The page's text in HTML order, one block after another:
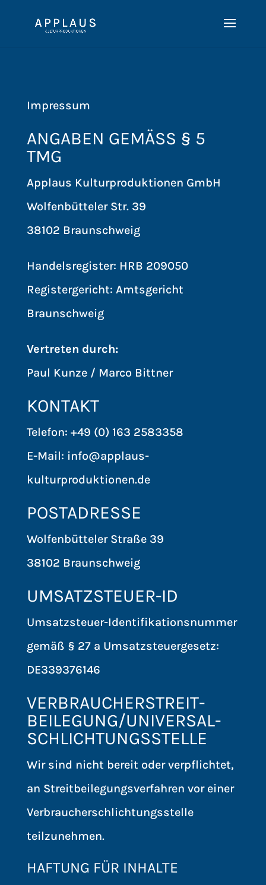
Impressum
ANGABEN GEMÄSS § 5 T
MG
Applaus Kulturproduktionen GmbH
Wolfenbütteler Str. 39
38102 Braunschweig
Handelsregister: HRB 209050
Registergericht: Amtsgericht
Braunschweig
Vertreten durch:
Paul Kunze / Marco Bittner
KONTAKT
Telefon: +49 (0) 163 2583358
E-Mail: info@applaus-
kulturproduktionen.de
POSTADRESSE
Wolfenbütteler Straße 39
38102 Braunschweig
UMSATZSTEUER-ID
Umsatzsteuer-Identifikationsnummer
gemäß § 27 a Umsatzsteuergesetz:
DE339376146
VERBRAUCHER­STREIT­
BEILEGUNG/UNIVERSAL­
SCHLICHTUNGS­STELLE
Wir sind nicht bereit oder verpflichtet,
an Streitbeilegungsverfahren vor einer
Verbraucherschlichtungsstelle
teilzunehmen.
HAFTUNG FÜR INHALTE